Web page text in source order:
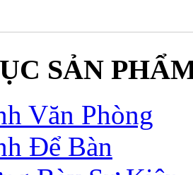
SẢN
Văn Phòng
Để Bàn